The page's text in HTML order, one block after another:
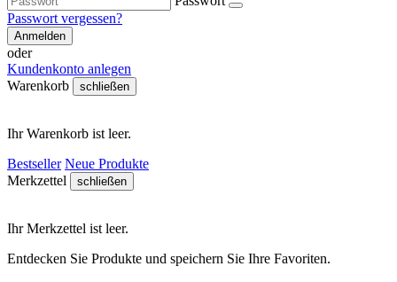
Passwort vergessen?
Anmelden
oder
Kundenkonto anlegen
Warenkorb
schließen
Ihr Warenkorb ist leer.
Bestseller Neue Produkte
Merkzettel
schließen
Ihr Merkzettel ist leer.
Entdecken Sie Produkte und speichern Sie Ihre Favoriten.